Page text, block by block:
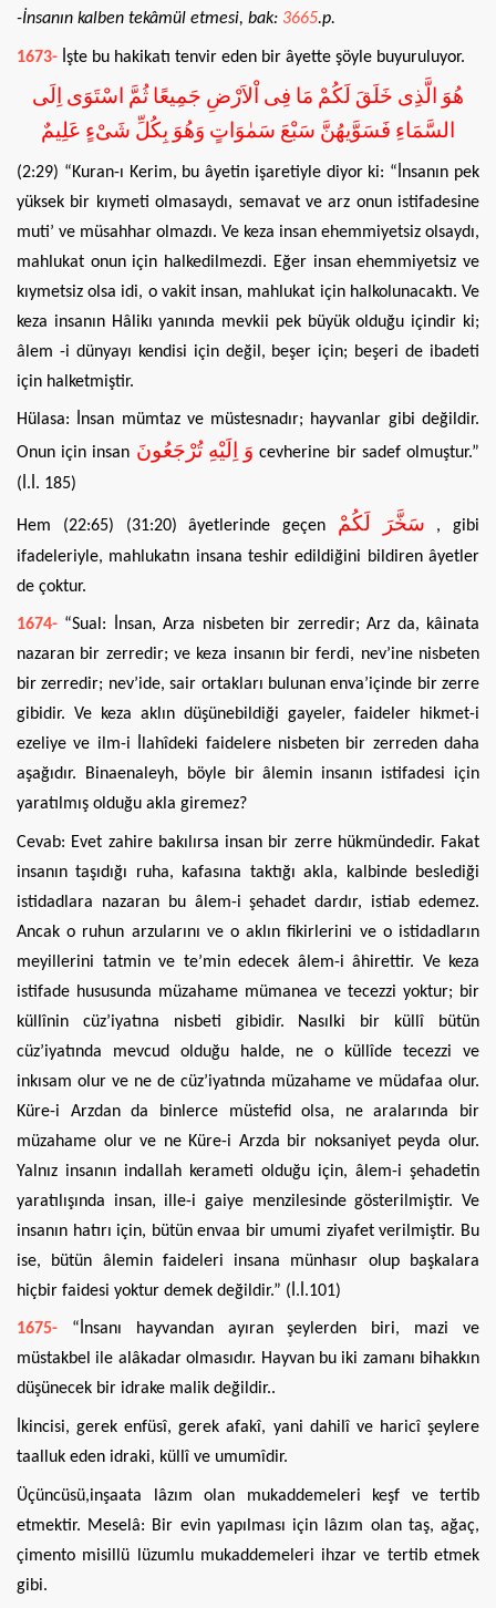
-İnsanın kalben tekâmül etmesi, bak: 3665.p.
1673- İşte bu hakikatı tenvir eden bir âyette şöyle buyuruluyor.
هُوَ الَّذِى خَلَقَ لَكُمْ مَا فِى اْلاَرْضِ جَمِيعًا ثُمَّ اسْتَوَى اِلَى
السَّمَاءِ فَسَوَّيهُنَّ سَبْعَ سَمٰوَاتٍ وَهُوَ بِكُلِّ شَىْءٍ عَلِيمٌ
(2:29) “Kuran-ı Kerim, bu âyetin işaretiyle diyor ki: “İnsanın pek
yüksek bir kıymeti olmasaydı, semavat ve arz onun istifadesine
muti’ ve müsahhar olmazdı. Ve keza insan ehemmiyetsiz olsaydı,
mahlukat onun için halkedilmezdi. Eğer insan ehemmiyetsiz ve
kıymetsiz olsa idi, o vakit insan, mahlukat için halkolunacaktı. Ve
keza insanın Hâlikı yanında mevkii pek büyük olduğu içindir ki;
âlem -i dünyayı kendisi için değil, beşer için; beşeri de ibadeti
için halketmiştir.
Hülasa: İnsan mümtaz ve müstesnadır; hayvanlar gibi değildir.
Onun için insan وَ اِلَيْهِ تُرْجَعُونَ cevherine bir sadef olmuştur.”
(İ.İ. 185)
Hem (22:65) (31:20) âyetlerinde geçen سَخَّرَ لَكُمْ
, gibi
ifadeleriyle, mahlukatın insana teshir edildiğini bildiren âyetler
de çoktur.
1674- “Sual: İnsan, Arza nisbeten bir zerredir; Arz da, kâinata
nazaran bir zerredir; ve keza insanın bir ferdi, nev’ine nisbeten
bir zerredir; nev’ide, sair ortakları bulunan enva’içinde bir zerre
gibidir. Ve keza aklın düşünebildiği gayeler, faideler hikmet-i
ezeliye ve ilm-i İlahîdeki faidelere nisbeten bir zerreden daha
aşağıdır. Binaenaleyh, böyle bir âlemin insanın istifadesi için
yaratılmış olduğu akla giremez?
Cevab: Evet zahire bakılırsa insan bir zerre hükmündedir. Fakat
insanın taşıdığı ruha, kafasına taktığı akla, kalbinde beslediği
istidadlara nazaran bu âlem-i şehadet dardır, istiab edemez.
Ancak o ruhun arzularını ve o aklın fikirlerini ve o istidadların
meyillerini tatmin ve te’min edecek âlem-i âhirettir. Ve keza
istifade hususunda müzahame mümanea ve tecezzi yoktur; bir
küllînin cüz’iyatına nisbeti gibidir. Nasılki bir küllî bütün
cüz’iyatında mevcud olduğu halde, ne o küllîde tecezzi ve
inkısam olur ve ne de cüz’iyatında müzahame ve müdafaa olur.
Küre-i Arzdan da binlerce müstefid olsa, ne aralarında bir
müzahame olur ve ne Küre-i Arzda bir noksaniyet peyda olur.
Yalnız insanın indallah kerameti olduğu için, âlem-i şehadetin
yaratılışında insan, ille-i gaiye menzilesinde gösterilmiştir. Ve
insanın hatırı için, bütün envaa bir umumi ziyafet verilmiştir. Bu
ise, bütün âlemin faideleri insana münhasır olup başkalara
hiçbir faidesi yoktur demek değildir.” (İ.İ.101)
1675- “İnsanı hayvandan ayıran şeylerden biri, mazi ve
müstakbel ile alâkadar olmasıdır. Hayvan bu iki zamanı bihakkın
düşünecek bir idrake malik değildir..
İkincisi, gerek enfüsî, gerek afakî, yani dahilî ve haricî şeylere
taalluk eden idraki, küllî ve umumîdir.
Üçüncüsü,inşaata lâzım olan mukaddemeleri keşf ve tertib
etmektir. Meselâ: Bir evin yapılması için lâzım olan taş, ağaç,
çimento misillü lüzumlu mukaddemeleri ihzar ve tertib etmek
gibi.